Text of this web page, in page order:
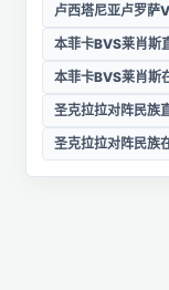
卢西塔尼亚卢罗萨
本菲卡BVS莱肖斯
本菲卡BVS莱肖斯
圣克拉拉对阵民族
圣克拉拉对阵民族